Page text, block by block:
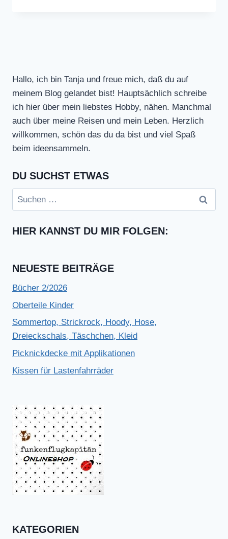
Hallo, ich bin Tanja und freue mich, daß du auf
meinem Blog gelandet bist! Hauptsächlich schreibe
ich hier über mein liebstes Hobby, nähen. Manchmal
auch über meine Reisen und mein Leben. Herzlich
willkommen, schön das du da bist und viel Spaß
beim ideensammeln.
DU SUCHST ETWAS
Suchen
nach:
HIER KANNST DU MIR FOLGEN:
NEUESTE BEITRÄGE
Bücher 2/2026
Oberteile Kinder
Sommertop, Strickrock, Hoody, Hose,
Dreieckschals, Täschchen, Kleid
Picknickdecke mit Applikationen
Kissen für Lastenfahrräder
KATEGORIEN